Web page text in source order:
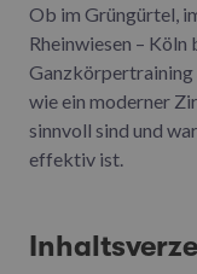
Ob im Grüngürtel,
Rheinwiesen –
Ganzkörpertraining
wie ein moderner
sinnvoll sind und
effektiv ist.